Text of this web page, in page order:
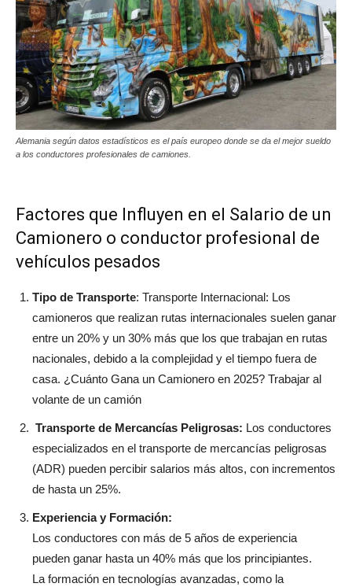
Alemania según datos estadísticos es el país europeo donde se da el mejor sueldo
a los conductores profesionales de camiones.
Factores que Influyen en el Salario de un
Camionero o conductor profesional de
vehículos pesados
Tipo de Transporte: Transporte Internacional: Los
camioneros que realizan rutas internacionales suelen ganar
entre un 20% y un 30% más que los que trabajan en rutas
nacionales, debido a la complejidad y el tiempo fuera de
casa. ¿Cuánto Gana un Camionero en 2025? Trabajar al
volante de un camión
Transporte de Mercancías Peligrosas: Los conductores
especializados en el transporte de mercancías peligrosas
(ADR) pueden percibir salarios más altos, con incrementos
de hasta un 25%.
Experiencia y Formación:
Los conductores con más de 5 años de experiencia
pueden ganar hasta un 40% más que los principiantes.
La formación en tecnologías avanzadas, como la